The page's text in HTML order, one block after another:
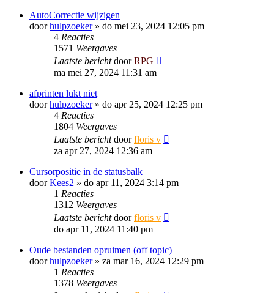
AutoCorrectie wijzigen
doorhulpzoeker» do mei 23, 2024 12:05 pm
4 Reacties
1571 Weergaves
Laatste berichtdoorRPG
ma mei 27, 2024 11:31 am
afprinten lukt niet
doorhulpzoeker» do apr 25, 2024 12:25 pm
4 Reacties
1804 Weergaves
Laatste berichtdoorfloris v
za apr 27, 2024 12:36 am
Cursorpositie in de statusbalk
doorKees2 » do apr 11, 2024 3:14 pm
1 Reacties
1312 Weergaves
Laatste berichtdoorfloris v
do apr 11, 2024 11:40 pm
Oude bestanden opruimen (off topic)
doorhulpzoeker» za mar 16, 2024 12:29 pm
1 Reacties
1378 Weergaves